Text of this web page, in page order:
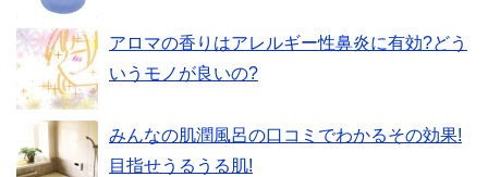
アロマの香りはアレルギー性鼻炎に有効?どう
いうモノが良いの?
みんなの肌潤風呂の口コミでわかるその効果!
目指せうるうる肌!